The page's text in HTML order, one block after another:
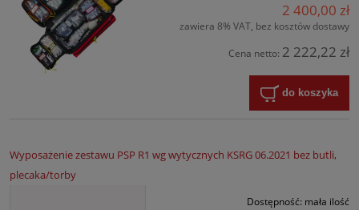
2 400,00 zł
zawiera 8% VAT, bez kosztów dostawy
Cena netto: 2 222,22 zł
do koszyka
Wyposażenie zestawu PSP R1 wg wytycznych KSRG 06.2021 bez butli,
plecaka/torby
Dostępność: mała ilość